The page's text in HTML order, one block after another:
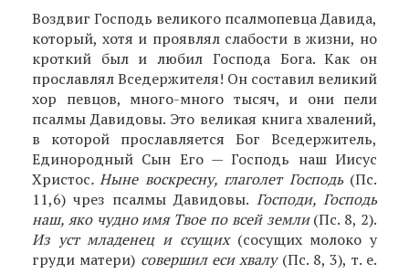
Воздвиг Господь великого псалмопевца Давида,
который, хотя и проявлял слабости в жизни, но
кроткий был и любил Господа Бога. Как он
прославлял Вседержителя! Он составил великий
хор певцов, много-много тысяч, и они пели
псалмы Давидовы. Это великая книга хвалений,
в которой прославляется Бог Вседержитель,
Единородный Сын Его — Господь наш Иисус
Христос. Ныне воскресну, глаголет Господь(Пс.
11,6) чрез псалмы Давидо­вы. Господи, Господь
наш, яко чудно имя Твое по всей земли(Пс. 8, 2).
Из уст младенец и ссущих (сосущих молоко у
груди матери) совершил еси хвалу(Пс. 8, 3), т. е.